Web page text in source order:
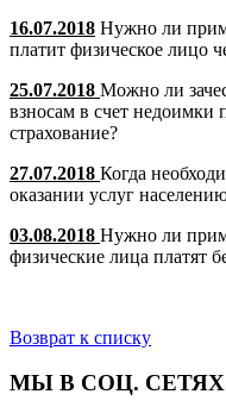
16.07.2018 Нужно ли
платит физическое лицо
25.07.2018 Можно ли
взносам в счет недоимки
страхование?
27.07.2018 Когда
оказании услуг
03.08.2018 Нужно ли
физические лица платят
Возврат к списку
МЫ В СОЦ. СЕТЯХ